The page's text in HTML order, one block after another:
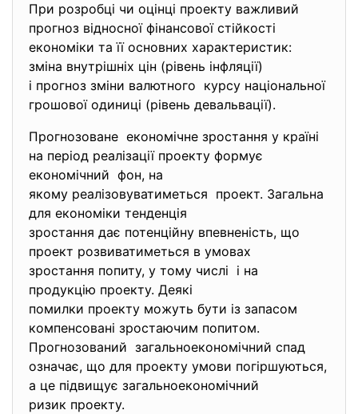
При розробці чи оцінці проекту важливий
прогноз відносної фінансової стійкості
економіки та її основних характеристик:
зміна внутрішніх цін (рівень інфляції)
і прогноз зміни валютного курсу національної
грошової одиниці (рівень девальвації).
Прогнозоване економічне зростання у країні
на період реалізації проекту формує
економічний фон, на
якому реалізовуватиметься проект. Загальна
для економіки тенденція
зростання дає потенційну впевненість, що
проект розвиватиметься в умовах
зростання попиту, у тому числі і на
продукцію проекту. Деякі
помилки проекту можуть бути із запасом
компенсовані зростаючим попитом.
Прогнозований загальноекономічний спад
означає, що для проекту умови погіршуються,
а це підвищує загальноекономічний
ризик проекту.